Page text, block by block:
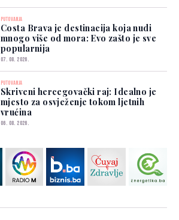
PUTOVANJA
Costa Brava je destinacija koja nudi
mnogo više od mora: Evo zašto je sve
popularnija
07. 08. 2026.
PUTOVANJA
Skriveni hercegovački raj: Idealno je
mjesto za osvježenje tokom ljetnih
vrućina
06. 08. 2026.